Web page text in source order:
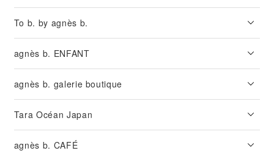
To b. by agnès b.
agnès b. ENFANT
agnès b. galerie boutique
Tara Océan Japan
agnès b. CAFÉ